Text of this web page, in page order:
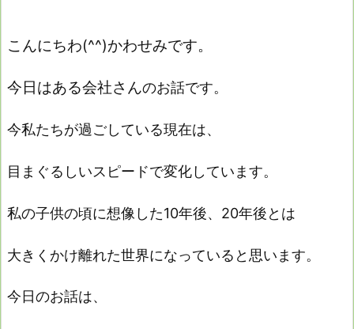
こんにちわ(^^)かわせみです。
今日はある会社さんのお話です。
今私たちが過ごしている現在は、
目まぐるしいスピードで変化しています。
私の子供の頃に想像した10年後、20年後とは
大きくかけ離れた世界になっていると思います。
今日のお話は、